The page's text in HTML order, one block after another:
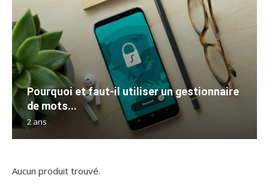
Pourquoi et faut-il utiliser un gestionnaire
de mots...
2 ans
Aucun produit trouvé.